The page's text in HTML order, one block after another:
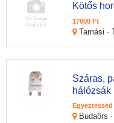
Kötős
17000 Ft
Tamási ·
Száras,
hálózsák
Budaörs ·